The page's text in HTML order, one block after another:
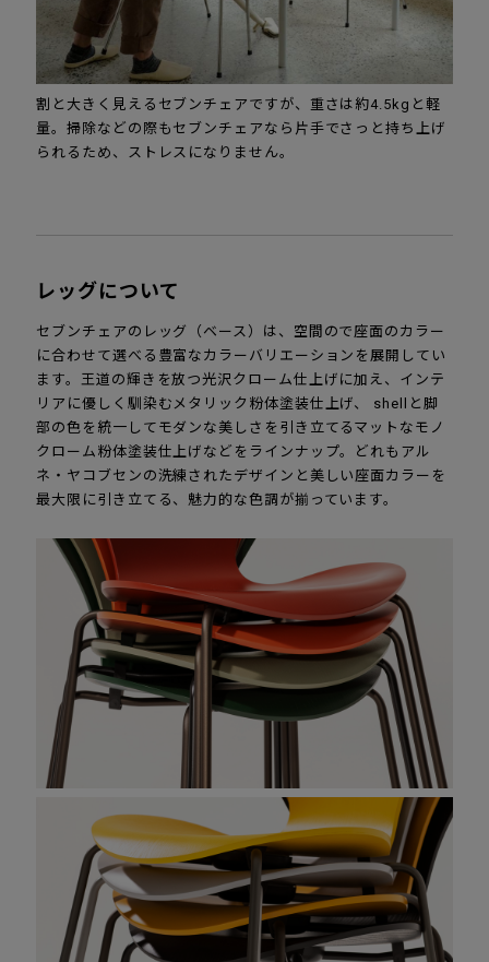
割と大きく見えるセブンチェアですが、重さは約4.5kgと軽
量。掃除などの際もセブンチェアなら片手でさっと持ち上げ
られるため、ストレスになりません。
レッグについて
セブンチェアのレッグ（ベース）は、空間ので座面のカラー
に合わせて選べる豊富なカラーバリエーションを展開してい
ます。王道の輝きを放つ光沢クローム仕上げに加え、インテ
リアに優しく馴染むメタリック粉体塗装仕上げ、 shellと脚
部の色を統一してモダンな美しさを引き立てるマットなモノ
クローム粉体塗装仕上げなどをラインナップ。どれもアル
ネ・ヤコブセンの洗練されたデザインと美しい座面カラーを
最大限に引き立てる、魅力的な色調が揃っています。